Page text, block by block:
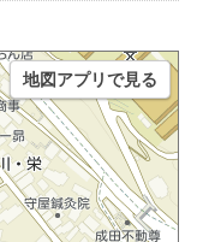
地図アプリで見る